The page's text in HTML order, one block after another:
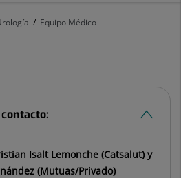
Equipo Médico
Isalt Lemonche (Catsalut) y
(Mutuas/Privado)